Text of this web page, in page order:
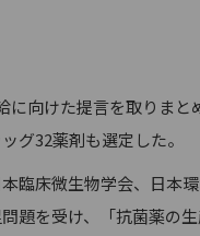
向けた提言を取りま
グ32薬剤も選定した。
床微生物学会、日本
題を受け、「抗菌薬の